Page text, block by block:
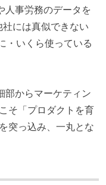
人事労務のデータを
には真似できない
・いくら使っている
部からマーケティン
そ「プロダクトを育
突っ込み、一丸とな